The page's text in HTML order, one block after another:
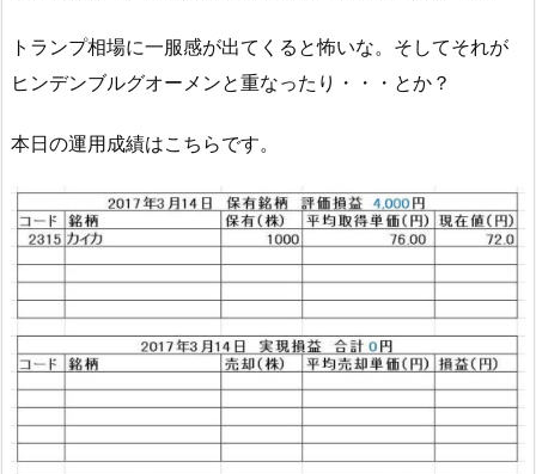
トランプ相場に一服感が出てくると怖いな。そしてそれが
ヒンデンブルグオーメンと重なったり・・・とか？
本日の運用成績はこちらです。